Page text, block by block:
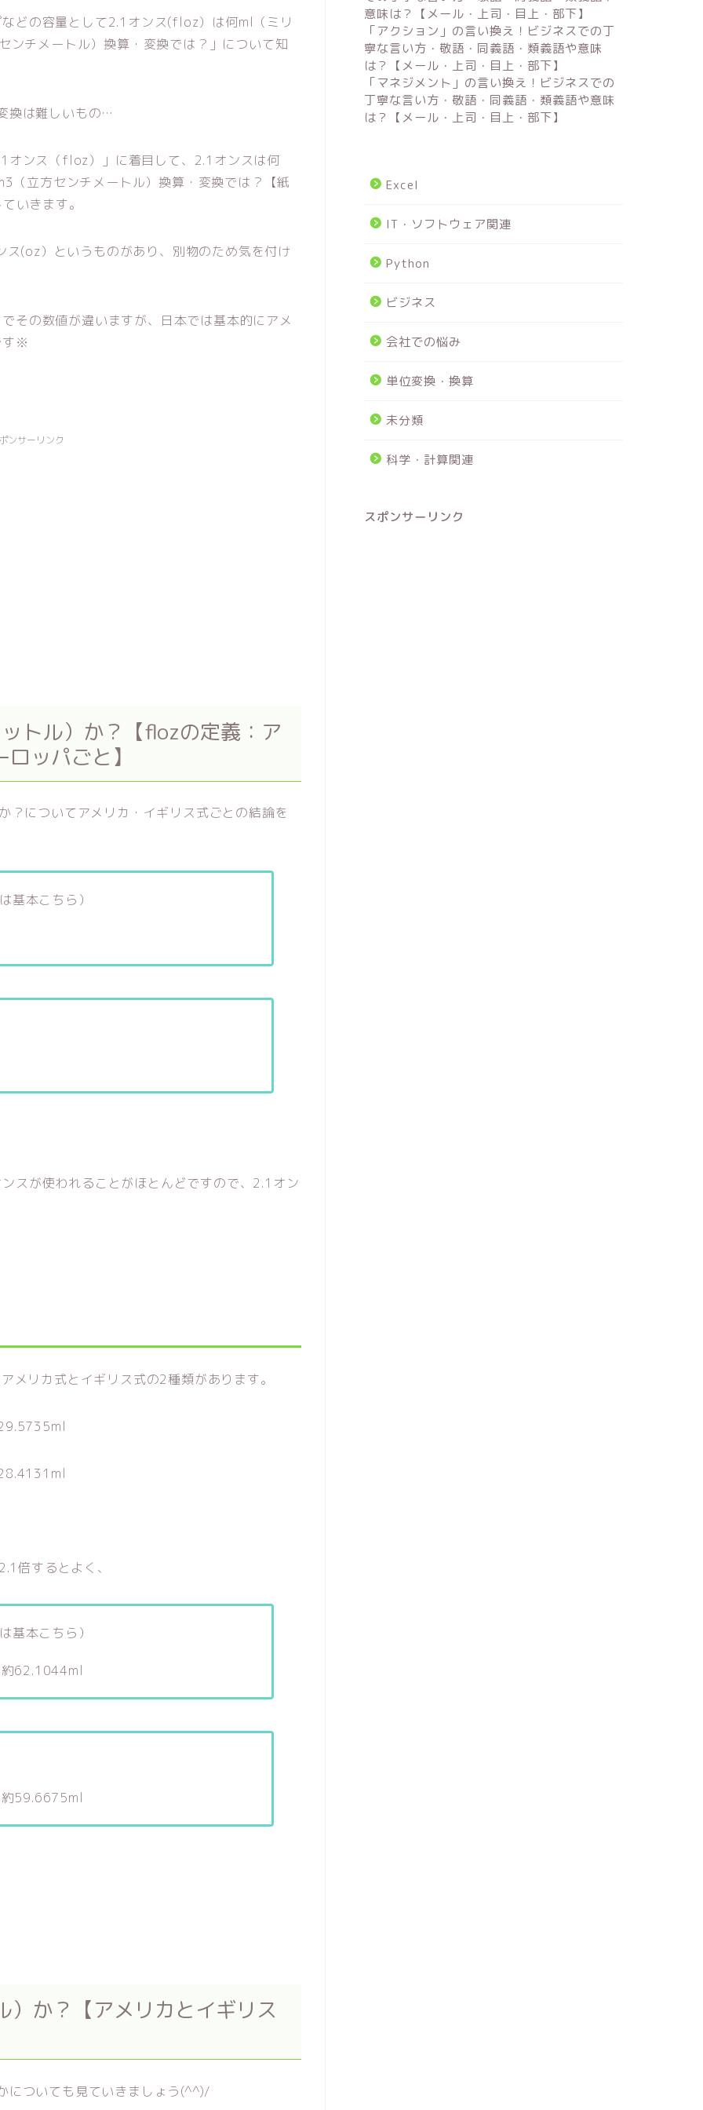
どの容量として2.1オンス(floz）は何ml（ミリ
ンチメートル）換算・変換では？」について知
換は難しいもの…
オンス（floz）」に着目して、2.1オンスは何
（立方センチメートル）換算・変換では？【紙
いきます。
(oz）というものがあり、別物のため気を付け
その数値が違いますが、日本では基本的にアメ
す※
ンサーリンク
トル）か？【flozの定義：ア
ッパごと】
についてアメリカ・イギリス式ごとの結論を
基本こちら）
スが使われることがほとんどですので、2.1オン
メリカ式とイギリス式の2種類があります。
倍するとよく、
基本こちら）
62.1044ml
59.6675ml
か？【アメリカとイギリス
についても見ていきましょう(^^)/
意味は？【メール・上司・目上・部下】
「アクション」の言い換え！ビジネスでの丁
寧な言い方・敬語・同義語・類義語や意味
は？【メール・上司・目上・部下】
「マネジメント」の言い換え！ビジネスでの
丁寧な言い方・敬語・同義語・類義語や意味
は？【メール・上司・目上・部下】
Excel
IT・ソフトウェア関連
Python
ビジネス
会社での悩み
単位変換・換算
未分類
科学・計算関連
スポンサーリンク